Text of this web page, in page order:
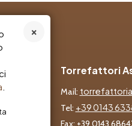
Torrefattori
Mail:
Tel: +39 0143
Fax: +39 0143